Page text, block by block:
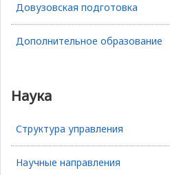
Довузовская подготовка
Дополнительное образование
Наука
Структура управления
Научные направления